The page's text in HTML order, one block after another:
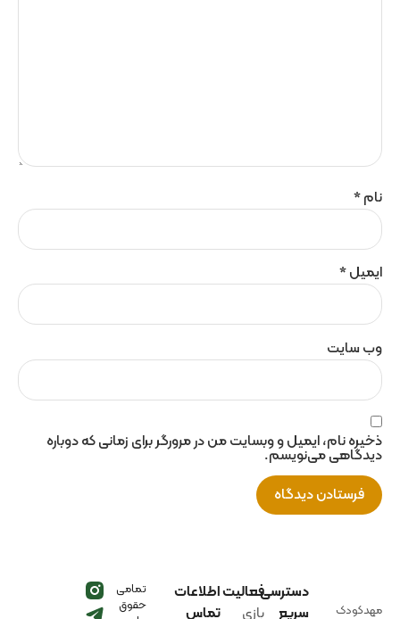
نام*
ایمیل*
وب‌ سایت
ذخیره نام، ایمیل و وبسایت من در مرورگر برای زمانی که دوباره
دیدگاهی می‌نویسم.
مهدکودک
دسترسی
سریع
فعالیت
بازی‌
اطلاعات
تماس
تمامی
حقوق